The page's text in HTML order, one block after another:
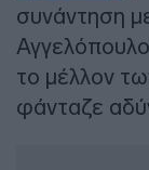
συνάντηση
το μέλλον
φάνταζε